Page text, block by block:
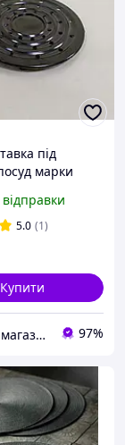
під
марки
5.0 (1)
Купити
Інтернет-магазин товарів з Німеччини та Європи 97%